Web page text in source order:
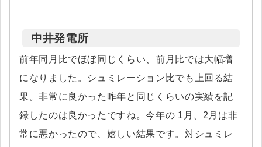
中井発電所
前年同月比でほぼ同じくらい、前月比では大幅増
になりました。シュミレーション比でも上回る結
果。非常に良かった昨年と同じくらいの実績を記
録したのは良かったですね。今年の 1月、2月は非
常に悪かったので、嬉しい結果です。対シュミレ